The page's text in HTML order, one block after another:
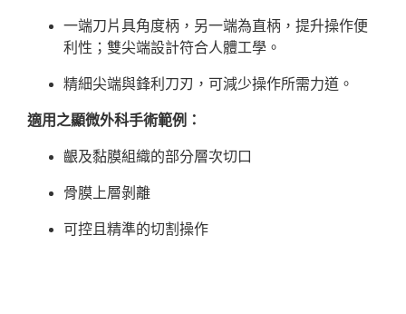
一端刀片具角度柄，另一端為直柄，提升操作便
利性；雙尖端設計符合人體工學。
精細尖端與鋒利刀刃，可減少操作所需力道。
適用之顯微外科手術範例：
齦及黏膜組織的部分層次切口
骨膜上層剝離
可控且精準的切割操作